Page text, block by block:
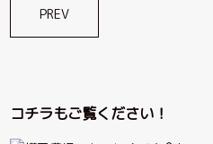
稿
ゲ
PREV
コチラもご覧ください！